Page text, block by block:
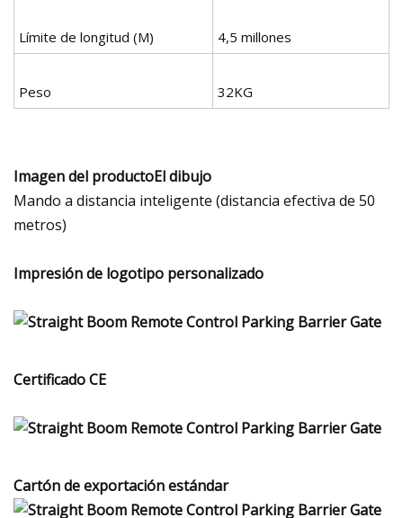
Límite de longitud (M) 4,5 millones
Peso 32KG
Imagen del productoEl dibujo
Mando a distancia inteligente (distancia efectiva de 50
metros)
Impresión de logotipo personalizado
Certificado CE
Cartón de exportación estándar